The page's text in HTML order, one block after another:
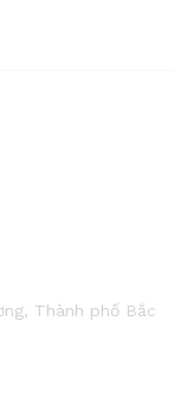
Thành phố Bắc